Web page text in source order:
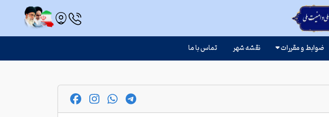
ضوابط و مقررات نقشه شهر تماس با ما